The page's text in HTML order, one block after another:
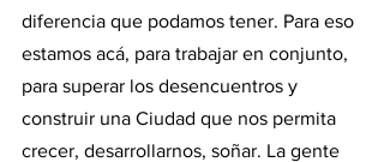
diferencia que podamos tener. Para eso
estamos acá, para trabajar en conjunto,
para superar los desencuentros y
construir una Ciudad que nos permita
crecer, desarrollarnos, soñar. La gente